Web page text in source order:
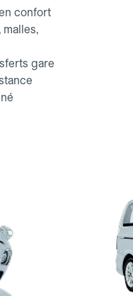
confort
malles,
gare